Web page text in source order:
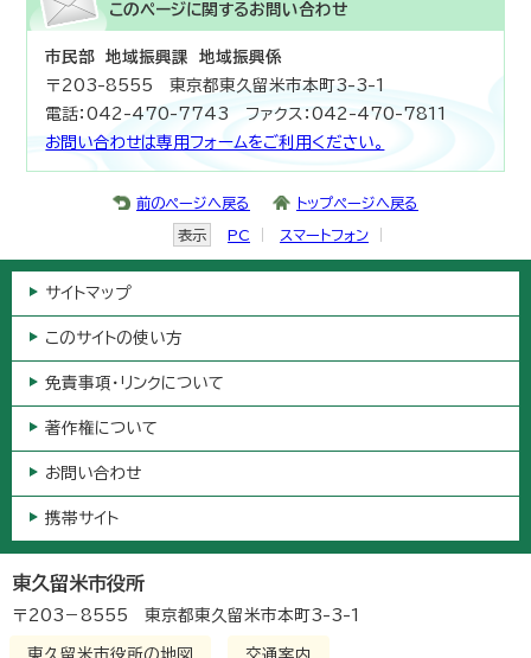
このページに関するお問い合わせ
市民部 地域振興課 地域振興係
〒203-8555 東京都東久留米市本町3-3-1
電話：042-470-7743 ファクス：042-470-7811
お問い合わせは専用フォームをご利用ください。
前のページへ戻る トップページへ戻る
表示 PC スマートフォン
サイトマップ
このサイトの使い方
免責事項・リンクについて
著作権について
お問い合わせ
携帯サイト
東久留米市役所
〒203－8555 東京都東久留米市本町3-3-1
東久留米市役所の地図 交通案内